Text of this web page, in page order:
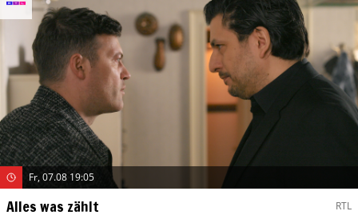
Fr, 07.08 19:05
Alles was zählt RTL